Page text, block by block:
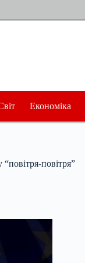
Економіка
повітря”